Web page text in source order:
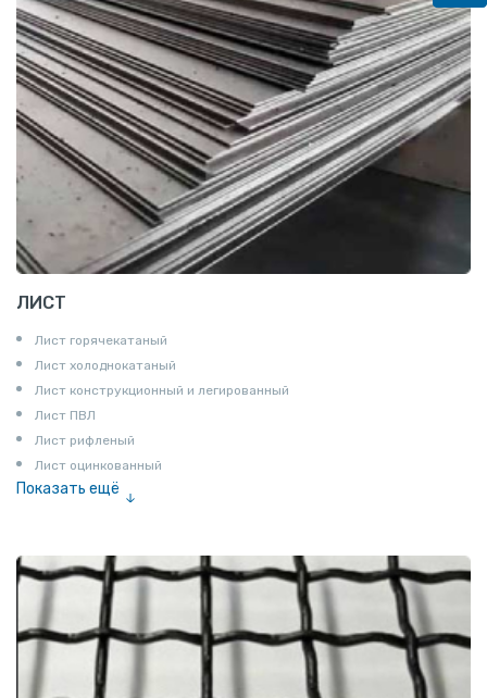
ЛИСТ
Лист горячекатаный
Лист холоднокатаный
Лист конструкционный и легированный
Лист ПВЛ
Лист рифленый
Лист оцинкованный
Показать ещё